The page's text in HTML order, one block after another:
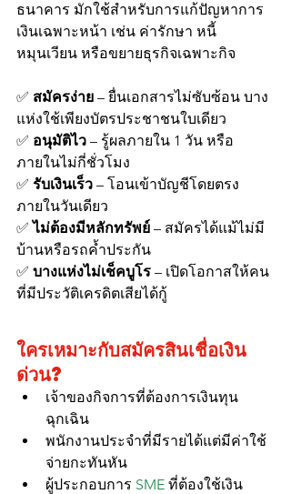
ธนาคาร มักใช้สำหรับการแก้ปัญหาการ
เงินเฉพาะหน้า เช่น ค่ารักษา หนี้
หมุนเวียน หรือขยายธุรกิจเฉพาะกิจ
✅ สมัครง่าย – ยื่นเอกสารไม่ซับซ้อน บาง
แห่งใช้เพียงบัตรประชาชนใบเดียว
✅ อนุมัติไว – รู้ผลภายใน 1 วัน หรือ
ภายในไม่กี่ชั่วโมง
✅ รับเงินเร็ว – โอนเข้าบัญชีโดยตรง
ภายในวันเดียว
✅ ไม่ต้องมีหลักทรัพย์ – สมัครได้แม้ไม่มี
บ้านหรือรถค้ำประกัน
✅ บางแห่งไม่เช็คบูโร – เปิดโอกาสให้คน
ที่มีประวัติเครดิตเสียได้กู้
ใครเหมาะกับสมัครสินเชื่อเงิน
ด่วน?
เจ้าของกิจการที่ต้องการเงินทุน
ฉุกเฉิน
พนักงานประจำที่มีรายได้แต่มีค่าใช้
จ่ายกะทันหัน
ผู้ประกอบการ SME ที่ต้องใช้เงิน